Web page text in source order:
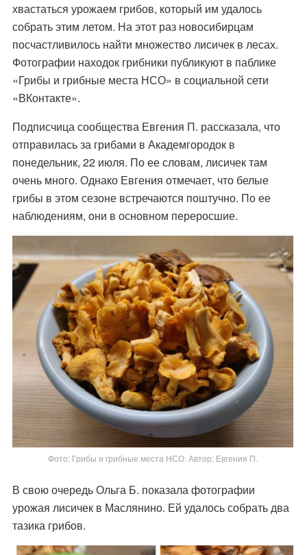
хвастаться урожаем грибов, который им удалось
собрать этим летом. На этот раз новосибирцам
посчастливилось найти множество лисичек в лесах.
Фотографии находок грибники публикуют в паблике
«Грибы и грибные места НСО» в социальной сети
«ВКонтакте».
Подписчица сообщества Евгения П. рассказала, что
отправилась за грибами в Академгородок в
понедельник, 22 июля. По ее словам, лисичек там
очень много. Однако Евгения отмечает, что белые
грибы в этом сезоне встречаются поштучно. По ее
наблюдениям, они в основном переросшие.
Фото: Грибы и грибные места НСО. Автор: Евгения П.
В свою очередь Ольга Б. показала фотографии
урожая лисичек в Маслянино. Ей удалось собрать два
тазика грибов.